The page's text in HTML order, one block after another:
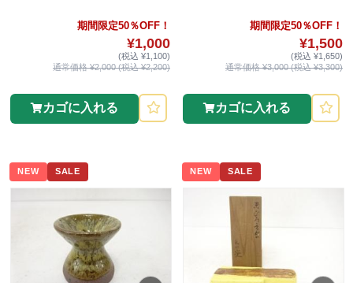
期間限定50％OFF！
¥1,000
(税込 ¥1,100)
通常価格 ¥2,000 (税込 ¥2,200)
カゴに入れる
期間限定50％OFF！
¥1,500
(税込 ¥1,650)
通常価格 ¥3,000 (税込 ¥3,300)
カゴに入れる
NEW SALE NEW SALE